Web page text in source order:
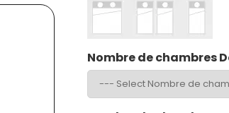
Nombre de chambres